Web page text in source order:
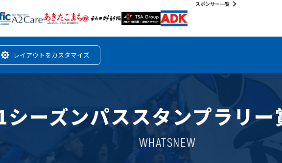
スポンサー一覧
レイアウトをカスタマイズ
ーズンパススタンプラリー
WHATSNEW